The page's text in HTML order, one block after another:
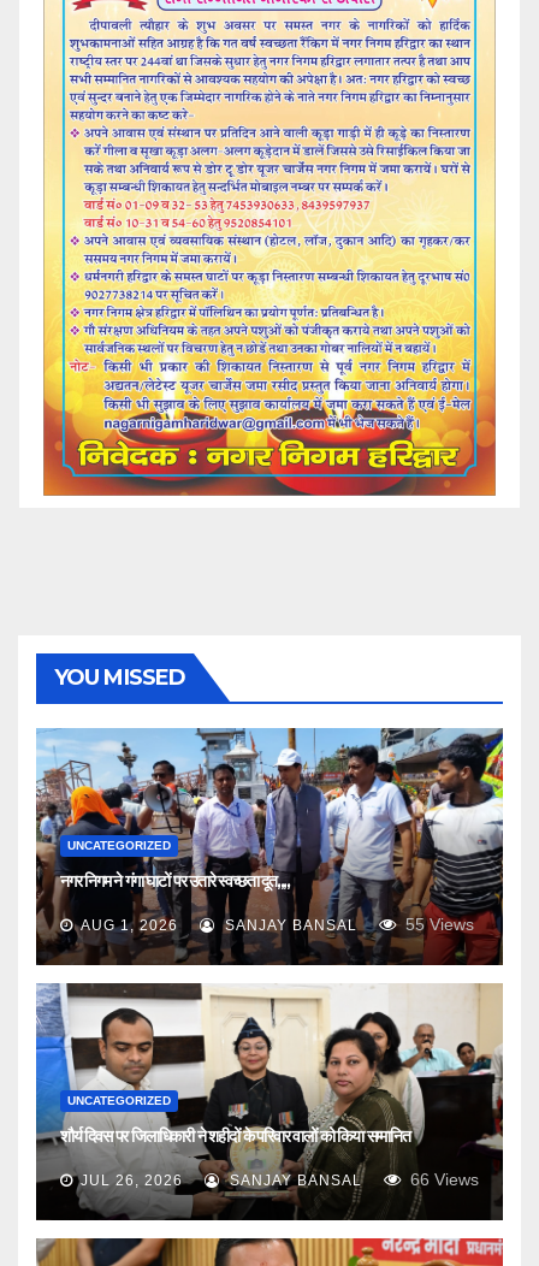
YOU MISSED
UNCATEGORIZED
नगर निगम ने गंगा घाटों पर उतारे स्वच्छता दूत,,,,
AUG 1, 2026 SANJAY BANSAL 55Views
UNCATEGORIZED
शौर्य दिवस पर जिलाधिकारी ने शहीदों के परिवार वालों को किया सम्मानित
JUL 26, 2026 SANJAY BANSAL 66 Views